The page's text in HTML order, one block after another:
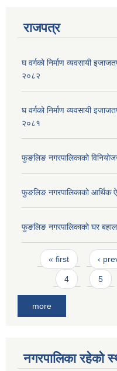
राजपत्र
घ वर्गको निर्माण व्यवसायी
२०८२
घ वर्गको निर्माण व्यवसायी
२०८१
फुङलिङ नगरपालिकाको
फुङलिङ नगरपालिकाको आर्थिक
फुङलिङ नगरपालिकाको घर
Pages
« first ‹
4 5
more
नगरपालिका रहेको